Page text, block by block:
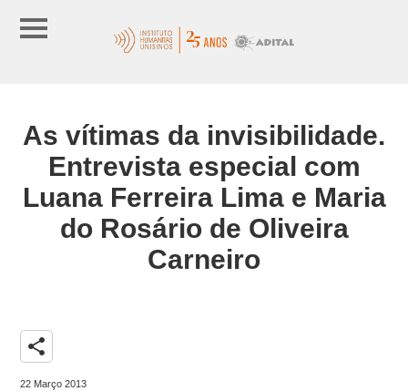
As vítimas da invisibilidade.
Entrevista especial com
Luana Ferreira Lima e Maria
do Rosário de Oliveira
Carneiro
share
22 Março 2013